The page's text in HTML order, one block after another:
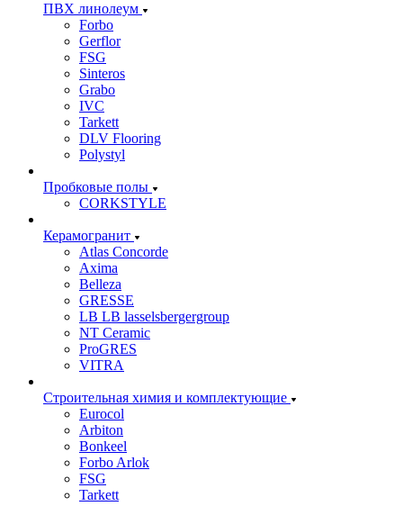
ПВХ линолеум
Forbo
Gerflor
FSG
Sinteros
Grabo
IVC
Tarkett
DLV Flooring
Polystyl
Пробковые полы
CORKSTYLE
Керамогранит
Atlas Concorde
Axima
Belleza
GRESSE
LB LB lasselsbergergroup
NT Ceramic
ProGRES
VITRA
Строительная химия и комплектующие
Eurocol
Arbiton
Bonkeel
Forbo Arlok
FSG
Tarkett